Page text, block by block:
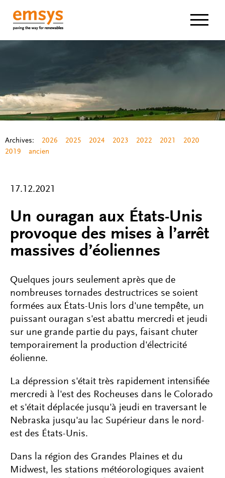
Archives: 2026 2025 2024 2023 2022 2021
2020
2019
ancien
17.12.2021
Un ouragan aux États-Unis
provoque des mises à l’arrêt
massives d’éoliennes
Quelques jours seulement après que de
nombreuses tornades destructrices se soient
formées aux États-Unis lors d'une tempête, un
puissant ouragan s'est abattu mercredi et jeudi
sur une grande partie du pays, faisant chuter
temporairement la production d'électricité
éolienne.
La dépression s'était très rapidement intensifiée
mercredi à l'est des Rocheuses dans le Colorado
et s'était déplacée jusqu'à jeudi en traversant le
Nebraska jusqu'au lac Supérieur dans le nord-
est des États-Unis.
Dans la région des Grandes Plaines et du
Midwest, les stations météorologiques avaient